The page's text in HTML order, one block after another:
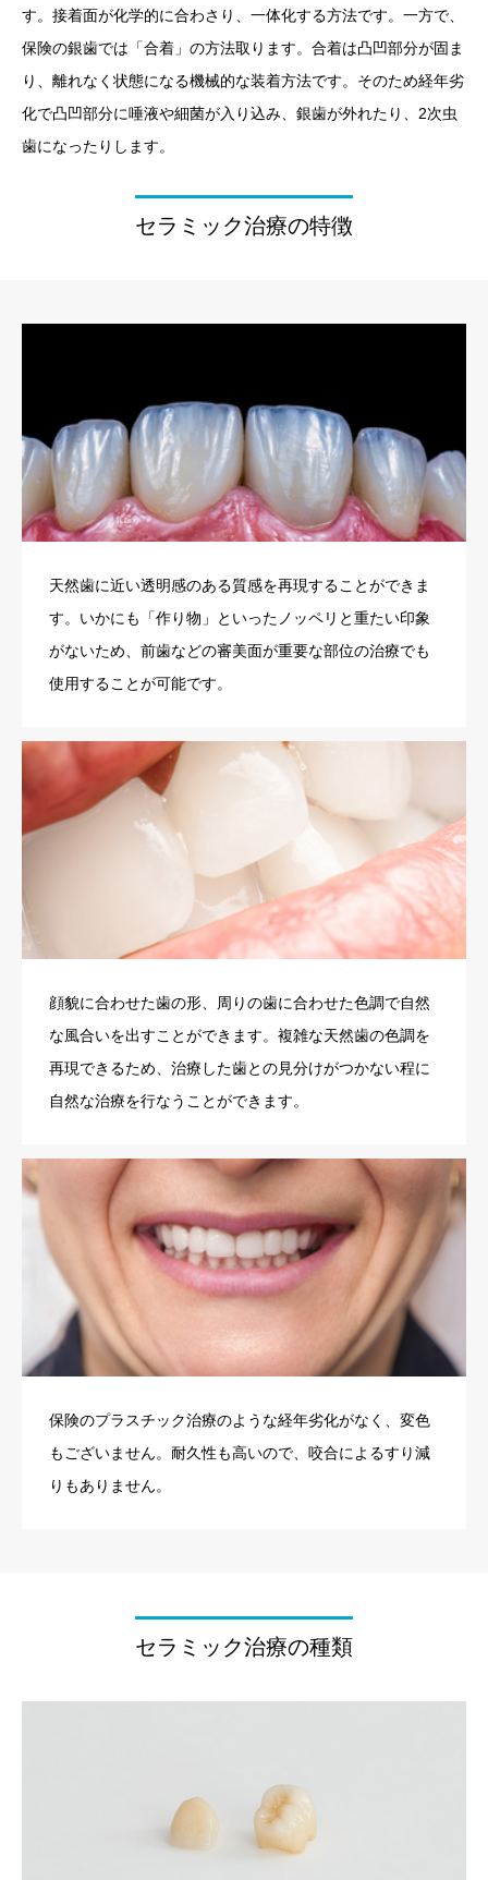
す。接着面が化学的に合わさり、一体化する方法です。一方で、
保険の銀歯では「合着」の方法取ります。合着は凸凹部分が固ま
り、離れなく状態になる機械的な装着方法です。そのため経年劣
化で凸凹部分に唾液や細菌が入り込み、銀歯が外れたり、2次虫
歯になったりします。
セラミック治療の特徴
天然歯に近い透明感のある質感を再現することができま
す。いかにも「作り物」といったノッペリと重たい印象
がないため、前歯などの審美面が重要な部位の治療でも
使用することが可能です。
顔貌に合わせた歯の形、周りの歯に合わせた色調で自然
な風合いを出すことができます。複雑な天然歯の色調を
再現できるため、治療した歯との見分けがつかない程に
自然な治療を行なうことができます。
保険のプラスチック治療のような経年劣化がなく、変色
もございません。耐久性も高いので、咬合によるすり減
りもありません。
セラミック治療の種類